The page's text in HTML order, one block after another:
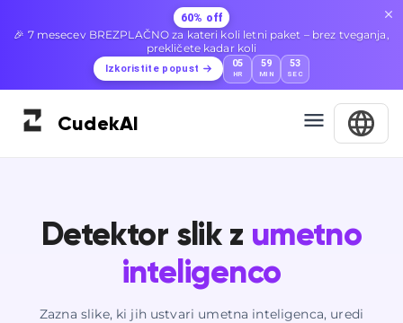
60% off
🎉 7 mesecev BREZPLAČNO za kateri koli letni paket – brez tveganja,
prekličete kadar koli
Izkoristite popust 05
HR
59
MIN
52
SEC
CudekAI
Detektor slik z umetno
inteligenco
Zazna slike, ki jih ustvari umetna inteligenca, uredi